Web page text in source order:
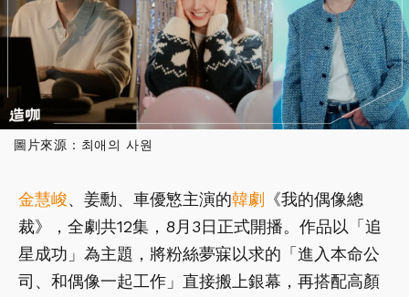
圖片來源：최애의 사원
金慧峻、姜勳、車優慜主演的韓劇 《我的偶像總
裁》，全劇共12集，8月3日正式開播。作品以「追
星成功」為主題，將粉絲夢寐以求的「進入本命公
司、和偶像一起工作」直接搬上銀幕，再搭配高顏